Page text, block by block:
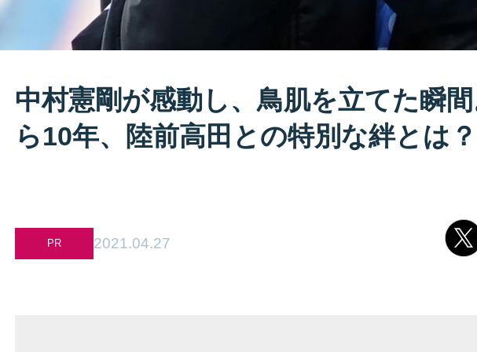
中村憲剛が感動し、鳥肌を立てた瞬
ら10年、陸前高田との特別な絆とは？
PR 2021.04.27